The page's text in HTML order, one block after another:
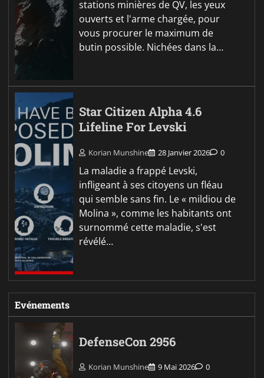
stations minières de QV, les yeux
ouverts et l'arme chargée, pour
vous procurer le maximum de
butin possible. Nichées dans la…
Star Citizen Alpha 4.6
Lifeline For Levski
Korian Munshine 28 Janvier 2026 0
La maladie a frappé Levski,
infligeant à ses citoyens un fléau
qui semble sans fin. Le « mildiou de
Molina », comme les habitants ont
surnommé cette maladie, s'est
révélé…
Evénements
DefenseCon 2956
Korian Munshine 9 Mai 2026 0